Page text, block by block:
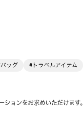
ッグ #トラベルアイテム
ョンをお求めいただけます。